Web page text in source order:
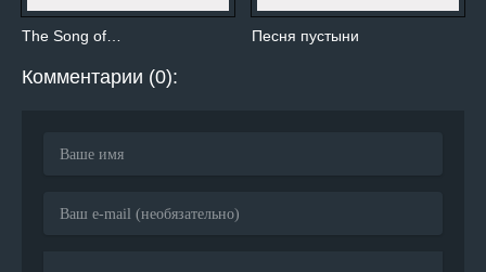
The Song of… Песня пустыни
Комментарии (0):